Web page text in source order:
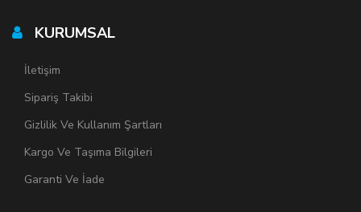
KURUMSAL
İletişim
Sipariş Takibi
Gizlilik Ve Kullanım Şartları
Kargo Ve Taşıma Bilgileri
Garanti Ve İade